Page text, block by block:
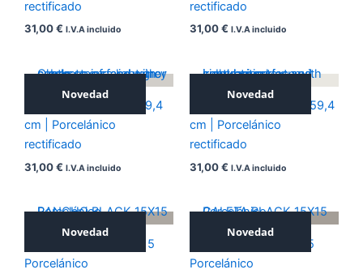
rectificado
31,00€ I.V.A incluido
rectificado
31,00€ I.V.A incluido
Novedad
ICONIC GREY 59,4×59,4
cm | Porcelánico
rectificado
31,00€ I.V.A incluido
Novedad
ICONIC WHITE 59,4×59,4
cm | Porcelánico
rectificado
31,00€ I.V.A incluido
Novedad
RANCHO BLACK 15X15
Porcelánico
Novedad
CALETA BLACK 15X15
Porcelánico